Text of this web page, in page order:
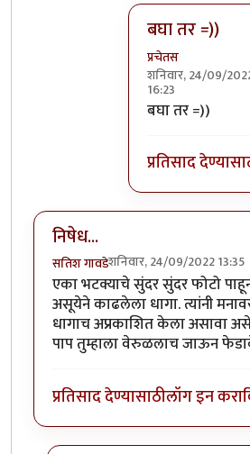
बघा तर =))
प्रचेतस
शनिवार, 24/09/
16:23
In reply to
बघा तर =))
प्रतिसाद
निषेध...
सतिश गावडेशनिवार, 24/09/2022 13:35
एका भटक्याचे सुंदर सुंदर फोटो
असूयेने काढलेला धागा. त्यांनी
धागाच अप्रकाशित केला असावा
पाप तुम्हाला वेरुळलाच जाऊन
प्रतिसाद देण्यासाठीलॉग इन करा